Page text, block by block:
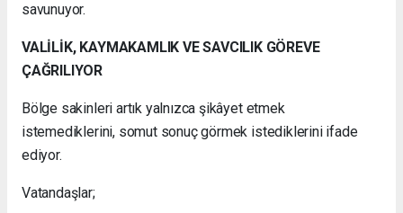
savunuyor.
VALİLİK, KAYMAKAMLIK VE SAVCILIK GÖREVE
ÇAĞRILIYOR
Bölge sakinleri artık yalnızca şikâyet etmek
istemediklerini, somut sonuç görmek istediklerini ifade
ediyor.
Vatandaşlar;